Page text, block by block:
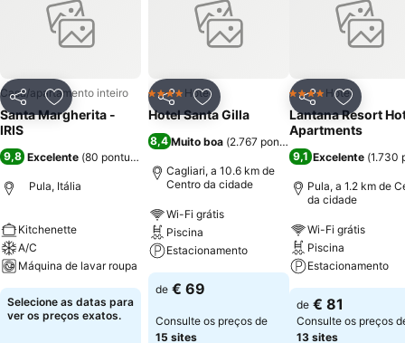
PartilharAdicionar aos favoritos
Casa/apartamento inteiro
Santa Margherita -
IRIS
9,8 Excelente (80 pontuações
Pula, Itália
Kitchenette
A/C
Máquina de lavar roupa
Selecione as datas para
ver os preços exatos.
PartilharAdicionar aos favoritos
4 EstrelasHotel
Hotel Santa Gilla
8,4 Muito boa (2.767 pontuações
Cagliari, a 10.6 km de
Centro da cidade
Wi-Fi grátis
Piscina
Estacionamento
de € 69
Consulte os preços de
15 sites
Partilhar
4 EstrelasHotel
Lantana Resort
Apartments
9,1 Excelente (1.730
Pula, a 1.2 km de
da cidade
Wi-Fi grátis
Piscina
Estacionamento
de € 81
Consulte os preços
13 sites